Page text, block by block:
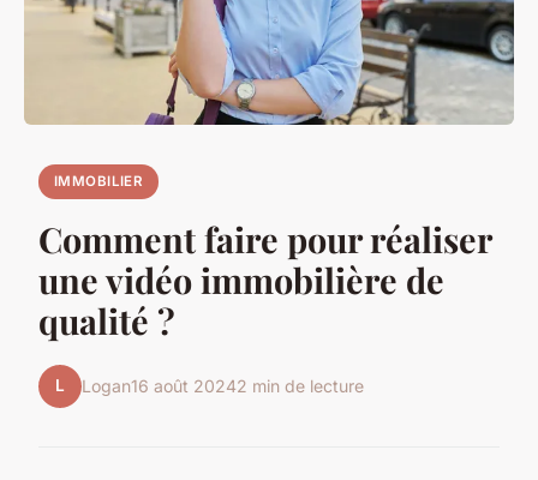
IMMOBILIER
Comment faire pour réaliser
une vidéo immobilière de
qualité ?
L Logan16 août 20242 min de lecture